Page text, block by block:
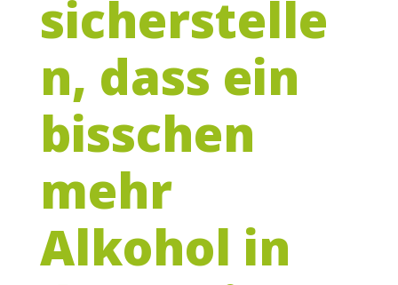
sicherstelle
n, dass ein
bisschen
mehr
Alkohol in